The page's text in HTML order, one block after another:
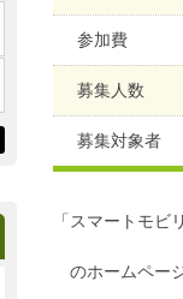
参加費
募集人数
募集対象者
「スマートモ
のホームペー